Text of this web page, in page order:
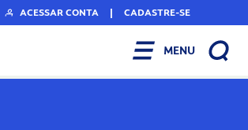
ACESSAR CONTA | CADASTRE-SE
MENU